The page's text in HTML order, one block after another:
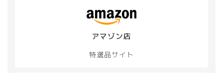
アマゾン店
特選品サイト